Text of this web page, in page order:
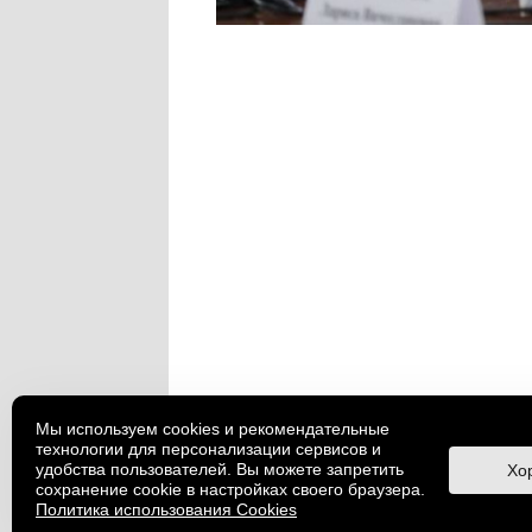
29 февраля в рамках
«Россия» в Музее кино
документального фильма
Мы используем cookies и рекомендательные
технологии для персонализации сервисов и
удобства пользователей. Вы можете запретить
сохранение cookie в настройках своего браузера.
Политика использования Cookies